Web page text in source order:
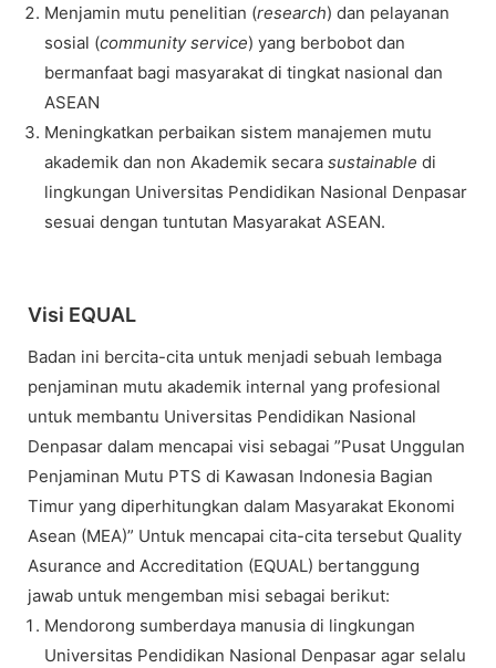
Menjamin mutu penelitian (research) dan pelayanan
sosial (community service) yang berbobot dan
bermanfaat bagi masyarakat di tingkat nasional dan
ASEAN
Meningkatkan perbaikan sistem manajemen mutu
akademik dan non Akademik secara sustainable di
lingkungan Universitas Pendidikan Nasional Denpasar
sesuai dengan tuntutan Masyarakat ASEAN.
Visi EQUAL
Badan ini bercita-cita untuk menjadi sebuah lembaga
penjaminan mutu akademik internal yang profesional
untuk membantu Universitas Pendidikan Nasional
Denpasar dalam mencapai visi sebagai ”Pusat Unggulan
Penjaminan Mutu PTS di Kawasan Indonesia Bagian
Timur yang diperhitungkan dalam Masyarakat Ekonomi
Asean (MEA)” Untuk mencapai cita-cita tersebut Quality
Asurance and Accreditation (EQUAL) bertanggung
jawab untuk mengemban misi sebagai berikut:
Mendorong sumberdaya manusia di lingkungan
Universitas Pendidikan Nasional Denpasar agar selalu